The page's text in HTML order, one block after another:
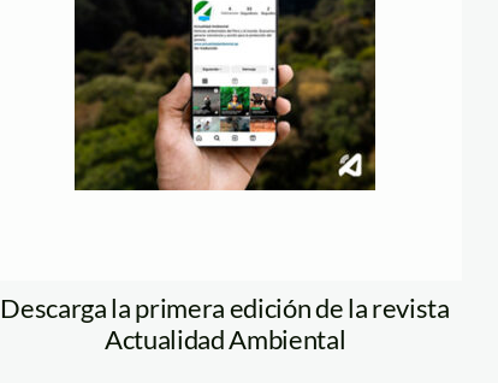
Descarga la primera edición de la revista
Actualidad Ambiental